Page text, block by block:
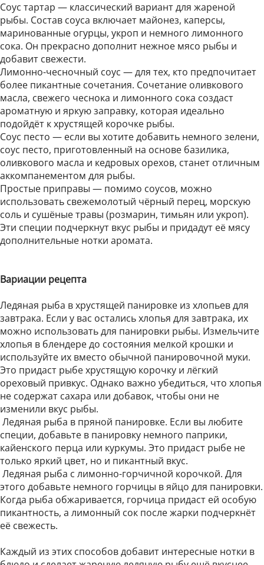
Соус тартар — классический вариант для жареной
рыбы. Состав соуса включает майонез, каперсы,
маринованные огурцы, укроп и немного лимонного
сока. Он прекрасно дополнит нежное мясо рыбы и
добавит свежести.
Лимонно-чесночный соус — для тех, кто предпочитает
более пикантные сочетания. Сочетание оливкового
масла, свежего чеснока и лимонного сока создаст
ароматную и яркую заправку, которая идеально
подойдёт к хрустящей корочке рыбы.
Соус песто — если вы хотите добавить немного зелени,
соус песто, приготовленный на основе базилика,
оливкового масла и кедровых орехов, станет отличным
аккомпанементом для рыбы.
Простые приправы — помимо соусов, можно
использовать свежемолотый чёрный перец, морскую
соль и сушёные травы (розмарин, тимьян или укроп).
Эти специи подчеркнут вкус рыбы и придадут её мясу
дополнительные нотки аромата.
Вариации рецепта
Ледяная рыба в хрустящей панировке из хлопьев для
завтрака. Если у вас остались хлопья для завтрака, их
можно использовать для панировки рыбы. Измельчите
хлопья в блендере до состояния мелкой крошки и
используйте их вместо обычной панировочной муки.
Это придаст рыбе хрустящую корочку и лёгкий
ореховый привкус. Однако важно убедиться, что хлопья
не содержат сахара или добавок, чтобы они не
изменили вкус рыбы.
Ледяная рыба в пряной панировке. Если вы любите
специи, добавьте в панировку немного паприки,
кайенского перца или куркумы. Это придаст рыбе не
только яркий цвет, но и пикантный вкус.
Ледяная рыба с лимонно-горчичной корочкой. Для
этого добавьте немного горчицы в яйцо для панировки.
Когда рыба обжаривается, горчица придаст ей особую
пикантность, а лимонный сок после жарки подчеркнёт
её свежесть.
Каждый из этих способов добавит интересные нотки в